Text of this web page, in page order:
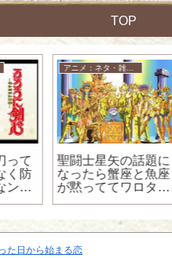
TOP
って
く防
ンコ
アニメ：ネタ・雑談・ニュース
聖闘士星矢の話題に
なったら蟹座と魚座
が黙っててワロタｗ
ｗｗｗｗ
た日から始まる恋